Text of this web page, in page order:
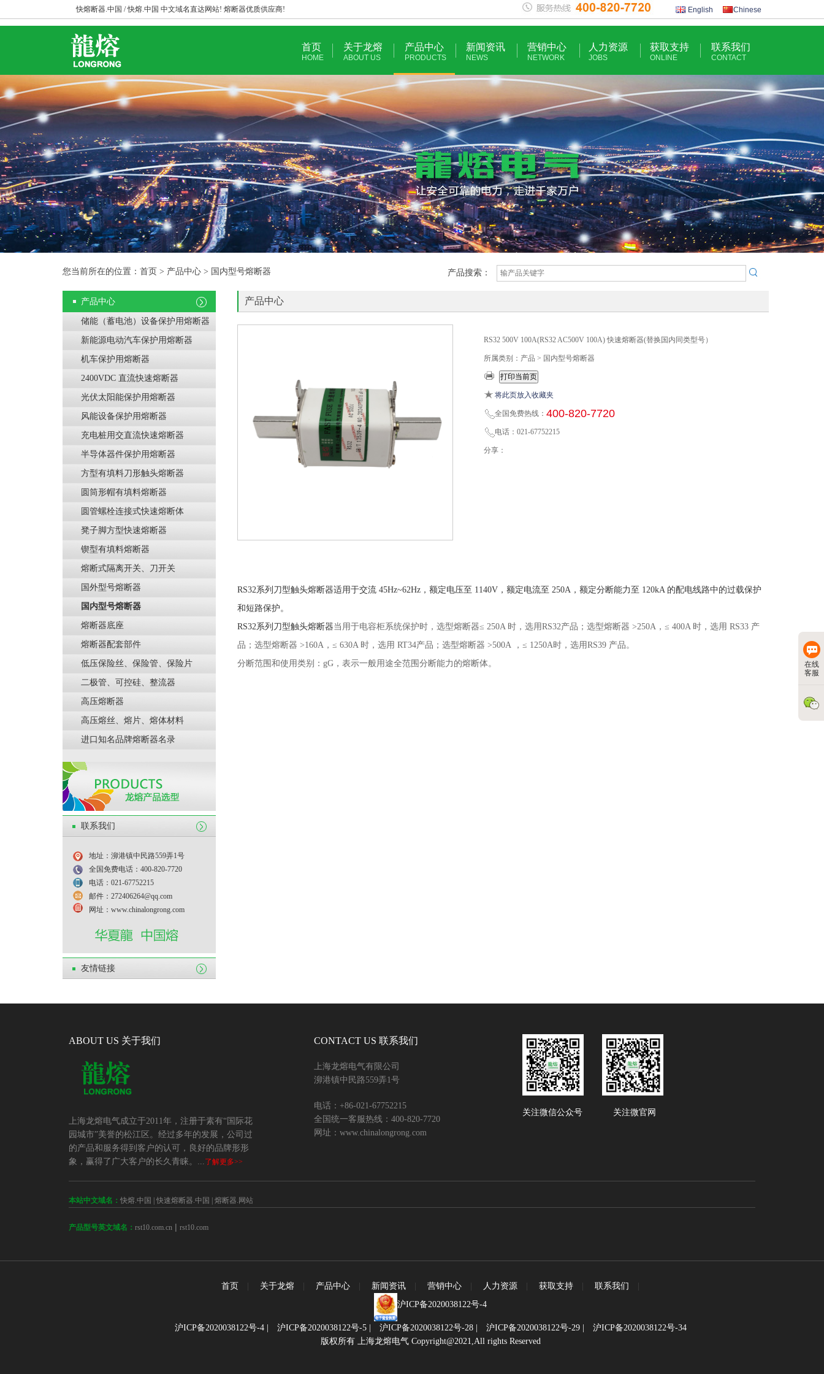
在线
客服
快熔断器.中国 / 快熔.中国 中文域名直达网站! 熔断器优质供应商! English Chinese
首页
HOME
关于龙熔
ABOUT US
产品中心
PRODUCTS
新闻资讯
NEWS
营销中心
NETWORK
人力资源
JOBS
获取支持
ONLINE
联系我们
CONTACT
您当前所在的位置：首页 > 产品中心 > 国内型号熔断器 产品搜索：
产品中心
储能（蓄电池）设备保护用熔断器
新能源电动汽车保护用熔断器
机车保护用熔断器
2400VDC 直流快速熔断器
光伏太阳能保护用熔断器
风能设备保护用熔断器
充电桩用交直流快速熔断器
半导体器件保护用熔断器
方型有填料刀形触头熔断器
圆筒形帽有填料熔断器
圆管螺栓连接式快速熔断体
凳子脚方型快速熔断器
锲型有填料熔断器
熔断式隔离开关、刀开关
国外型号熔断器
国内型号熔断器
熔断器底座
熔断器配套部件
低压保险丝、保险管、保险片
二极管、可控硅、整流器
高压熔断器
高压熔丝、熔片、熔体材料
进口知名品牌熔断器名录
联系我们
地址：泖港镇中民路559弄1号
全国免费电话：400-820-7720
电话：021-67752215
邮件：272406264@qq.com
网址：www.chinalongrong.com
友情链接
产品中心
RS32 500V 100A(RS32 AC500V 100A) 快速熔断器(替换国内同类型号）
所属类别：产品 > 国内型号熔断器
将此页放入收藏夹
全国免费热线： 400-820-7720
电话：021-67752215
分享：
RS32系列刀型触头熔断器适用于交流 45Hz~62Hz，额定电压至 1140V，额定电流至 250A，额定分断能力至 120kA 的配电线路中的过载保护
和短路保护。
RS32系列刀型触头熔断器当用于电容柜系统保护时，选型熔断器≤ 250A 时，选用RS32产品；选型熔断器 >250A，≤ 400A 时，选用 RS33 产
品；选型熔断器 >160A，≤ 630A 时，选用 RT34产品；选型熔断器 >500A
，≤ 1250A时，选用RS39 产品。
分断范围和使用类别：gG，表示一般用途全范围分断能力的熔断体。
ABOUT US 关于我们
上海龙熔电气成立于2011年，注册于素有“国际花
园城市”美誉的松江区。经过多年的发展，公司过
的产品和服务得到客户的认可，良好的品牌形形
象，赢得了广大客户的长久青睐。...了解更多>>
CONTACT US 联系我们
上海龙熔电气有限公司
泖港镇中民路559弄1号
电话：+86-021-67752215
全国统一客服热线：400-820-7720
网址：www.chinalongrong.com
关注微信公众号 关注微官网
本站中文域名： 快熔.中国 快速熔断器.中国 熔断器.网站
产品型号英文域名： rst10.com.cn | rst10.com
首页 关于龙熔 产品中心 新闻资讯 营销中心 人力资源 获取支持 联系我们
沪ICP备2020038122号-4
沪ICP备2020038122号-4| 沪ICP备2020038122号-5| 沪ICP备2020038122号-28| 沪ICP备2020038122号-29| 沪ICP备2020038122号-34
版权所有 上海龙熔电气 Copyright@2021,All rights Reserved